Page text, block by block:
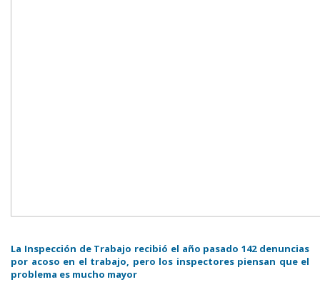
La Inspección de Trabajo recibió el año pasado 142 denuncias
por acoso en el trabajo, pero los inspectores piensan que el
problema es mucho mayor